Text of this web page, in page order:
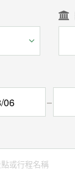
旅遊資訊
關於御義